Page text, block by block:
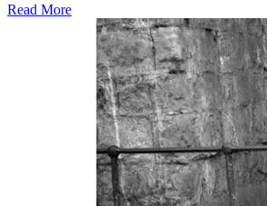
Read More